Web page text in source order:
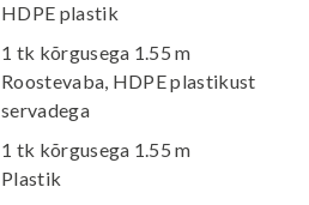
HDPE plastik
1 tk kõrgusega 1.55 m
Roostevaba, HDPE plastikust
servadega
1 tk kõrgusega 1.55 m
Plastik